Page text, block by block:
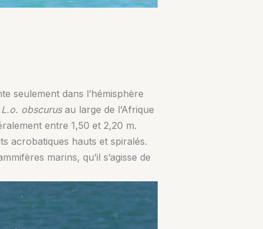
seulement dans l’hémisphère
L.o. obscurus au large de l’Afrique
entre 1,50 et 2,20 m.
acrobatiques hauts et spiralés.
marins, qu’il s’agisse de